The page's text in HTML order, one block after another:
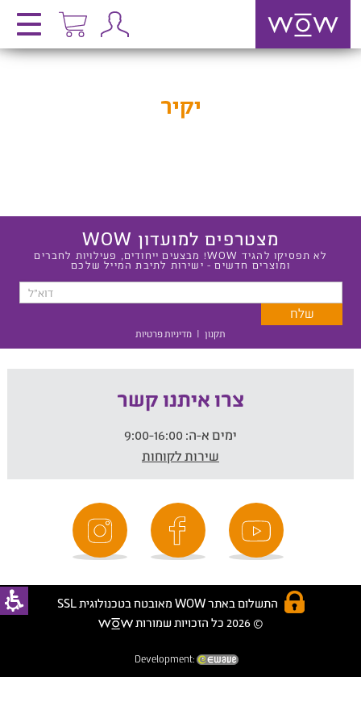
יקיר
מצטרפים למועדון WOW
לא תפסיקו להגיד WOW! מבצעים ייחודים, פעילויות לחברים
ומוצרים חדשים - ישירות לתיבת המייל שלכם
תקנון | מדיניות פרטיות
צרו איתנו קשר
ימים א-ה:
שירות לקוחות
התשלום באתר WOW מאובטח בטכנולוגית SSL
© 2026 כל הזכויות שמורות
Development: